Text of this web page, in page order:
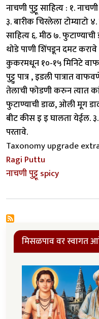
नाचणी पुट्टू साहित्य : १.
३. बारीक चिरलेला टोम्याटो
साहित्य ६. मीठ ७.
थोडे पाणी शिंपडून दमट
कुकरमधून १०-१५ मिनिटे
पुट्टु पात्र , इडली पात्रात
तेलाची फोडणी करुन त्यात
फुटाण्याची डाळ, ओली मूग
बीट कीस इ इ घालता येईल.
परतावे.
Taxonomy upgrade
Ragi Puttu
नाचणी पुट्टू spicy
मिसळपाव वर स्वागत